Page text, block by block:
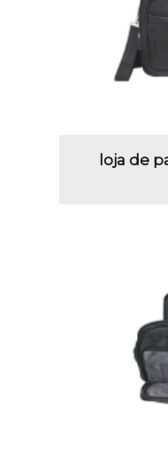
loja de